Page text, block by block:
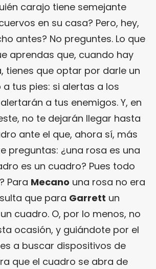
carajo tiene semejante
en su casa? Pero, hey,
antes? No preguntes. Lo que
aprendas que, cuando hay
tienes que optar por darle un
tus pies: si alertas a los
a tus enemigos. Y, en
no te dejarán llegar hasta
ante el que, ahora sí, más
preguntas: ¿una rosa es una
es un cuadro? Pues todo
Para Mecano una rosa no era
que para Garrett un
cuadro. O, por lo menos, no
ocasión, y guiándote por el
a buscar dispositivos de
que el cuadro se abra de